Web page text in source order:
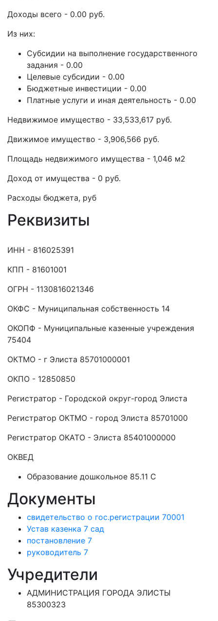
Доходы всего - 0.00 руб.
Из них:
Субсидии на выполнение государственного
задания - 0.00
Целевые субсидии - 0.00
Бюджетные инвестиции - 0.00
Платные услуги и иная деятельность - 0.00
Недвижимое имущество - 33,533,617 руб.
Движимое имущество - 3,906,566 руб.
Площадь недвижимого имущества - 1,046 м2
Доход от имущества - 0 руб.
Расходы бюджета, руб
Реквизиты
ИНН - 816025391
КПП - 81601001
ОГРН - 1130816021346
ОКФС - Муниципальная собственность 14
ОКОПФ - Муниципальные казенные учреждения
75404
ОКТМО - г Элиста 85701000001
ОКПО - 12850850
Регистратор - Городской округ-город Элиста
Регистратор ОКТМО - город Элиста 85701000
Регистратор ОКАТО - Элиста 85401000000
ОКВЕД
Образование дошкольное 85.11 C
Документы
свидетельство о гос.регистрации 70001
Устав казенка 7 сад
постановление 7
руководитель 7
Учредители
АДМИНИСТРАЦИЯ ГОРОДА ЭЛИСТЫ
85300323